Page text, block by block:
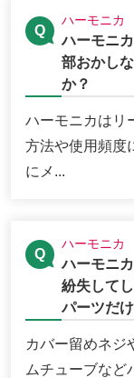
ハーモニカ
ハーモニ
部おかし
か？
ハーモニカはリ
方法や使用頻度
にメ...
ハーモニカ
ハーモニ
紛失して
パーツだ
カバー留めネジ
ムチューブなど